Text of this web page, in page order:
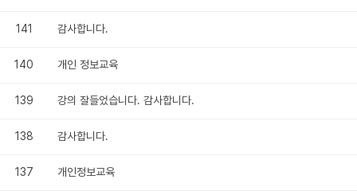
141 감사합니다.
140 개인 정보교육
139 강의 잘들었습니다. 감사합니다.
138 감사합니다.
137 개인정보교육